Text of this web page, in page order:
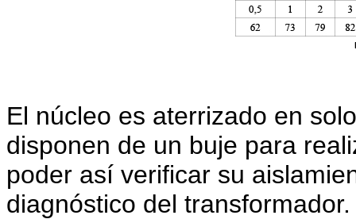
El núcleo es aterrizado en
disponen de un buje para
poder así verificar su
diagnóstico del transformador.